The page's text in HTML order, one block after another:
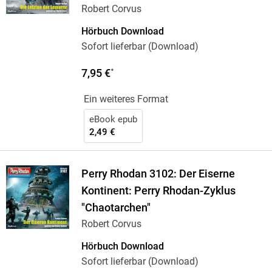
Robert Corvus
Hörbuch Download
Sofort lieferbar (Download)
7,95 €*
Ein weiteres Format
eBook epub
2,49 €
Perry Rhodan 3102: Der Eiserne
Kontinent: Perry Rhodan-Zyklus
"Chaotarchen"
Robert Corvus
Hörbuch Download
Sofort lieferbar (Download)